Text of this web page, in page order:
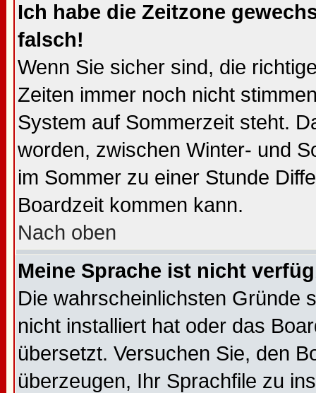
Ich habe die Zeitzone
falsch!
Wenn Sie sicher sind, die
Zeiten immer noch nicht
System auf Sommerzeit steht.
worden, zwischen Winter- und
im Sommer zu einer Stunde
Boardzeit kommen kann.
Nach oben
Meine Sprache ist nicht
Die wahrscheinlichsten Gründe
nicht installiert hat oder das
übersetzt. Versuchen Sie, den
überzeugen, Ihr Sprachfile zu